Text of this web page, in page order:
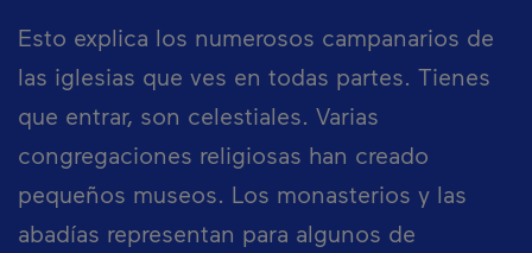
Esto explica los numerosos campanarios de
las iglesias que ves en todas partes. Tienes
que entrar, son celestiales. Varias
congregaciones religiosas han creado
pequeños museos. Los monasterios y las
abadías representan para algunos de